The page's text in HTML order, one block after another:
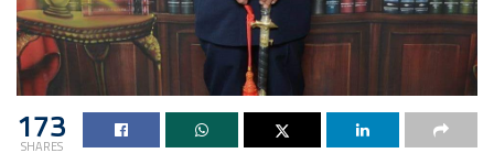
173
SHARES